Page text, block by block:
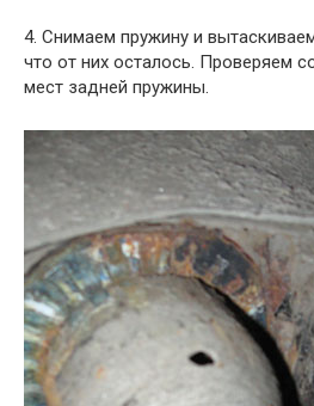
4. Снимаем пружину и
что от них осталось. Проверяем
мест задней пружины.